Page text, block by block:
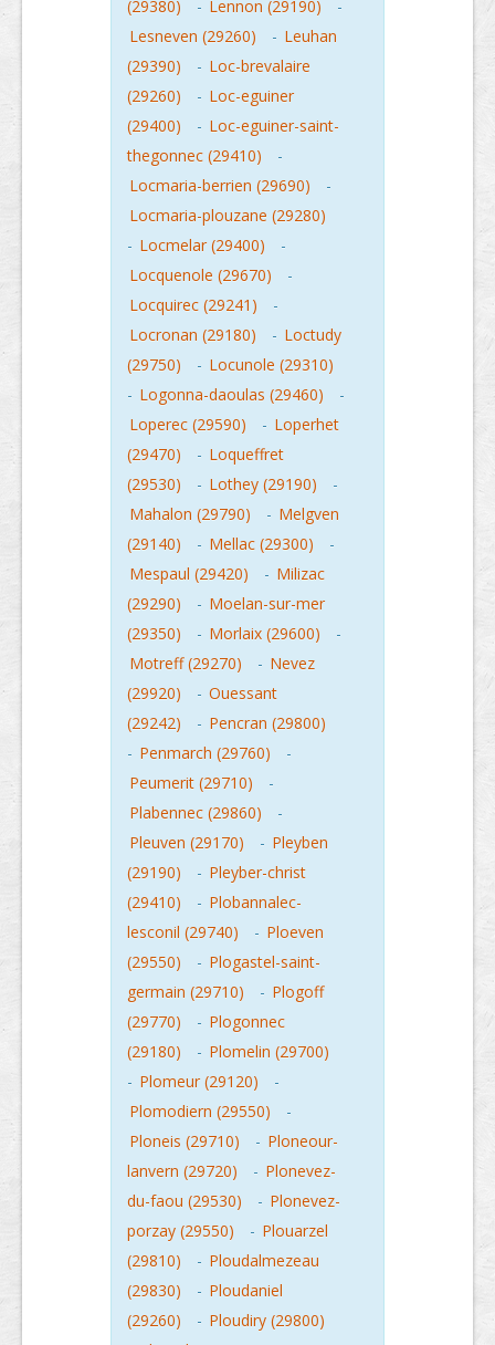
(29380)
- Lennon (29190)
-
Lesneven (29260)
- Leuhan
(29390)
- Loc-brevalaire
(29260)
- Loc-eguiner
(29400)
- Loc-eguiner-saint-
thegonnec (29410)
-
Locmaria-berrien (29690)
-
Locmaria-plouzane (29280)
- Locmelar (29400)
-
Locquenole (29670)
-
Locquirec (29241)
-
Locronan (29180)
- Loctudy
(29750)
- Locunole (29310)
- Logonna-daoulas (29460)
-
Loperec (29590)
- Loperhet
(29470)
- Loqueffret
(29530)
- Lothey (29190)
-
Mahalon (29790)
- Melgven
(29140)
- Mellac (29300)
-
Mespaul (29420)
- Milizac
(29290)
- Moelan-sur-mer
(29350)
- Morlaix (29600)
-
Motreff (29270)
- Nevez
(29920)
- Ouessant
(29242)
- Pencran (29800)
- Penmarch (29760)
-
Peumerit (29710)
-
Plabennec (29860)
-
Pleuven (29170)
- Pleyben
(29190)
- Pleyber-christ
(29410)
- Plobannalec-
lesconil (29740)
- Ploeven
(29550)
- Plogastel-saint-
germain (29710)
- Plogoff
(29770)
- Plogonnec
(29180)
- Plomelin (29700)
- Plomeur (29120)
-
Plomodiern (29550)
-
Ploneis (29710)
- Ploneour-
lanvern (29720)
- Plonevez-
du-faou (29530)
- Plonevez-
porzay (29550)
- Plouarzel
(29810)
- Ploudalmezeau
(29830)
- Ploudaniel
(29260)
- Ploudiry (29800)